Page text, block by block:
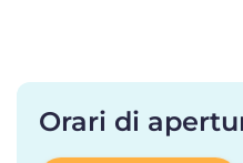
Orari di